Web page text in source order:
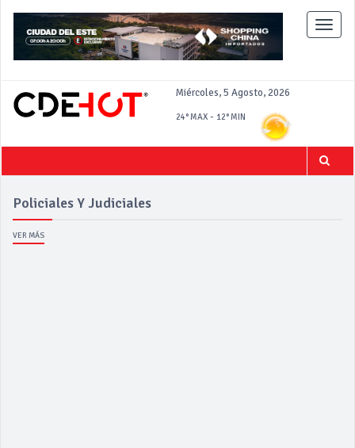
Miércoles, 5 Agosto, 2026
24°MAX - 12°MIN
Toggle
Policiales Y Judiciales
VER MÁS